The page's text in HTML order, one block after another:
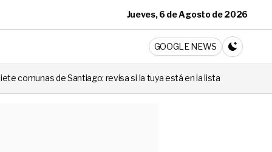
Jueves, 6 de Agosto de 2026
GOOGLE NEWS
CAMBIA A
revisa si la tuya está en la lista Codina no lo negó: la